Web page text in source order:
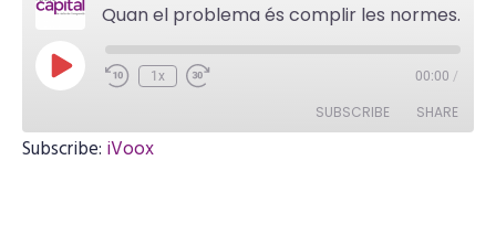
Quan el problema és complir les normes.
P
l
E
p
1x 00:00 /
SUBSCRIBE SHARE
Subscribe: iVoox